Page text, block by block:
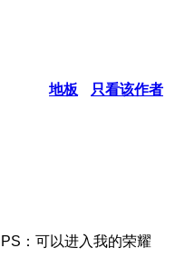
地板 只看该作者
：可以进入我的荣耀